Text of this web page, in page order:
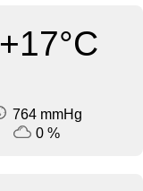
+17°C
764 mmHg
0 %